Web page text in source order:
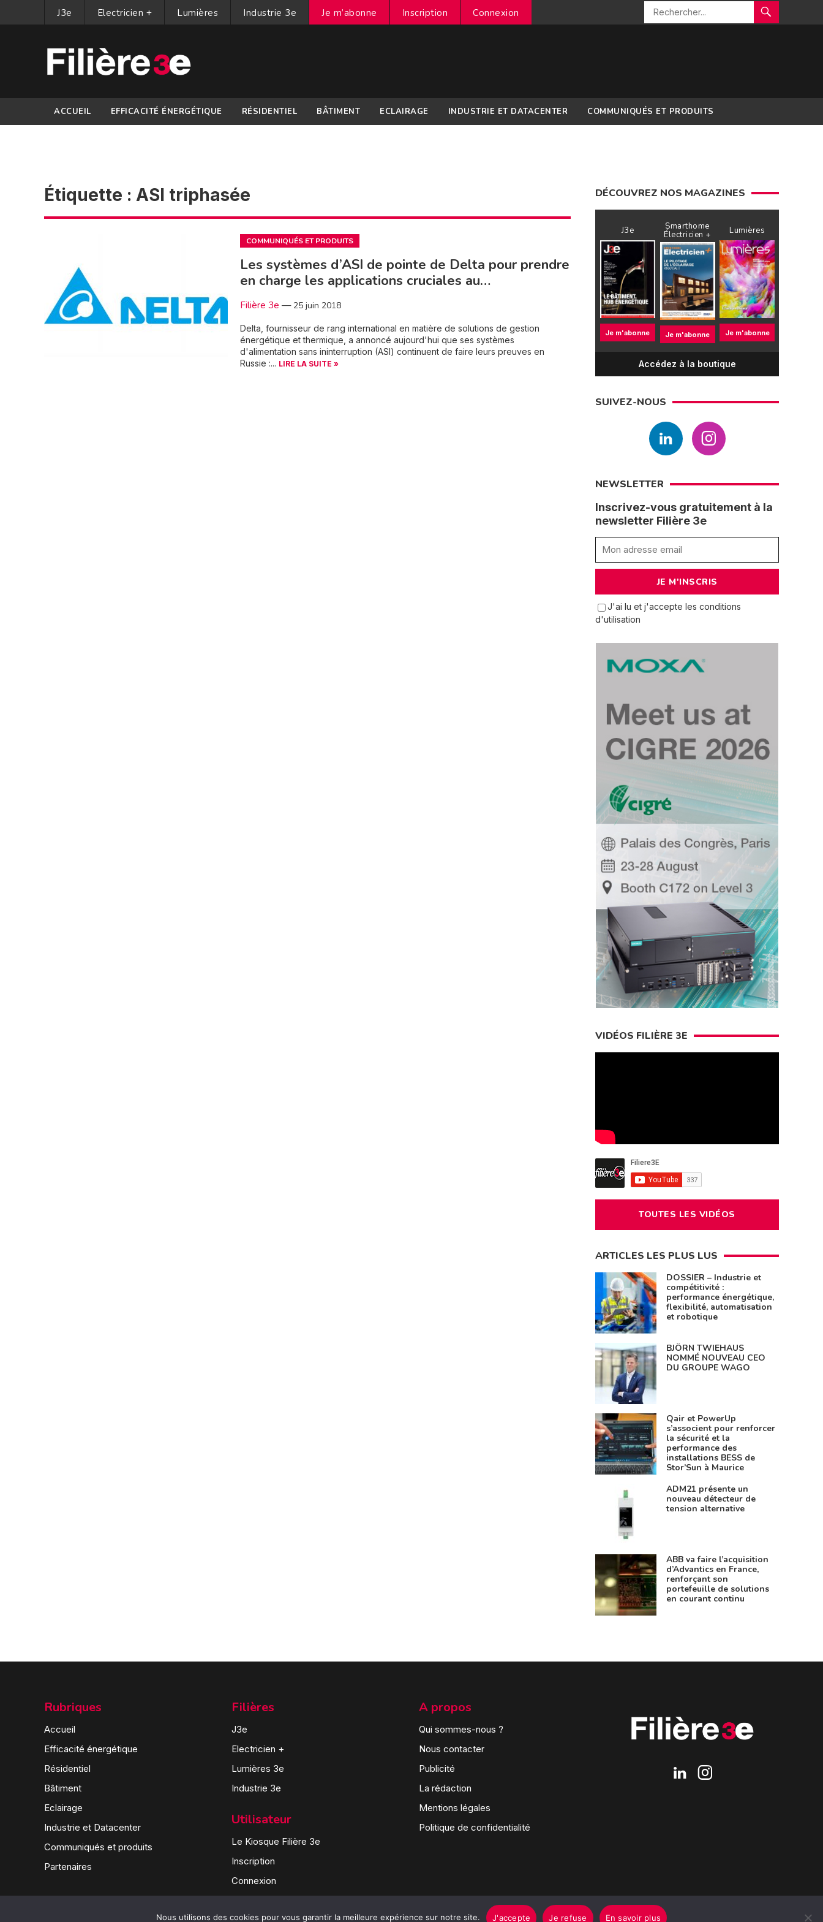
J3e Electricien + Lumières Industrie 3e Je m’abonne Inscription Connexion
ACCUEIL EFFICACITÉ ÉNERGÉTIQUE RÉSIDENTIEL BÂTIMENT ECLAIRAGE INDUSTRIE ET DATACENTER COMMUNIQUÉS ET PRODUITS
Étiquette : ASI triphasée
COMMUNIQUÉS ET PRODUITS
Les systèmes d’ASI de pointe de Delta pour prendre
en charge les applications cruciales au…
Filière 3e — 25 juin 2018
Delta, fournisseur de rang international en matière de solutions de gestion
énergétique et thermique, a annoncé aujourd'hui que ses systèmes
d'alimentation sans ininterruption (ASI) continuent de faire leurs preuves en
Russie :... LIRE LA SUITE »
DÉCOUVREZ NOS MAGAZINES
J3e
Je m'abonne
Smarthome
Électricien +
Je m'abonne
Lumières
Je m'abonne
Accédez à la boutique
SUIVEZ-NOUS
NEWSLETTER
Inscrivez-vous gratuitement à la
newsletter Filière 3e
J'ai lu et j'accepte les conditions
d'utilisation
VIDÉOS FILIÈRE 3E
TOUTES LES VIDÉOS
ARTICLES LES PLUS LUS
DOSSIER – Industrie et
compétitivité :
performance énergétique,
flexibilité, automatisation
et robotique
BJÖRN TWIEHAUS
NOMMÉ NOUVEAU CEO
DU GROUPE WAGO
Qair et PowerUp
s’associent pour renforcer
la sécurité et la
performance des
installations BESS de
Stor’Sun à Maurice
ADM21 présente un
nouveau détecteur de
tension alternative
ABB va faire l’acquisition
d’Advantics en France,
renforçant son
portefeuille de solutions
en courant continu
Rubriques
Accueil
Efficacité énergétique
Résidentiel
Bâtiment
Eclairage
Industrie et Datacenter
Communiqués et produits
Partenaires
Filières
J3e
Electricien +
Lumières 3e
Industrie 3e
Utilisateur
Le Kiosque Filière 3e
Inscription
Connexion
A propos
Qui sommes-nous ?
Nous contacter
Publicité
La rédaction
Mentions légales
Politique de confidentialité
Nous utilisons des cookies pour vous garantir la meilleure expérience sur notre site. J'accepte Je refuse En savoir plus